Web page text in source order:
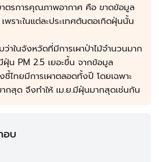
ตรการคุณภาพอากาศ คือ ขาดข้อมูล
พราะในแต่ละประเทศต้นตอเกิดฝุ่นนั้น
าในจังหวัดที่มีการเผาป่าไม้จำนวนมาก
น PM 2.5 เยอะขึ้น จากข้อมูล
ไทยมีการเผาตลอดทั้งปี โดยเฉพาะ
กสุด จึงทำให้ เม.ย.มีฝุ่นมากสุดเช่นกัน
อบ